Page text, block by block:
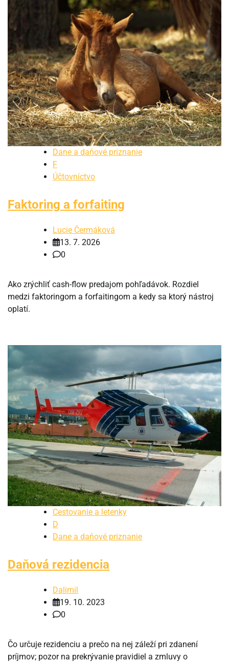
Dane a daňové priznanie
F
Účtovníctvo
Faktoring a forfaiting
Lucie Čermáková
13. 7. 2026
0
Ako zrýchliť cash-flow predajom pohľadávok. Rozdiel
medzi faktoringom a forfaitingom a kedy sa ktorý nástroj
oplatí.
Cestovanie a letenky
D
Dane a daňové priznanie
Daňová rezidencia
Dalimil
19. 10. 2023
0
Čo určuje rezidenciu a prečo na nej záleží pri zdanení
príjmov; pozor na prekrývanie pravidiel a zmluvy o